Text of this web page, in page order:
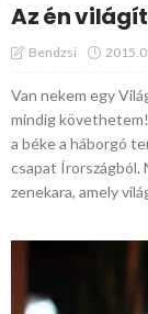
Az én
Bendzsi
Van nekem egy
mindig
a béke a háborgó
csapat Írországból.
zenekara, amely